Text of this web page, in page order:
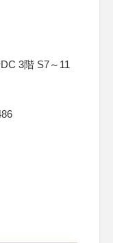
3階 S7～11